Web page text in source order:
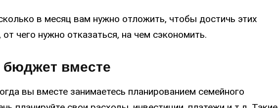
в месяц вам нужно отложить, чтобы достичь этих
чего нужно отказаться, на чем сэкономить.
бюджет вместе
вы вместе занимаетесь планированием семейного